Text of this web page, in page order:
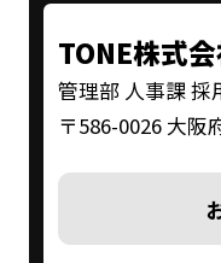
TONE株式
管理部 人事課 採
〒586-0026 大阪